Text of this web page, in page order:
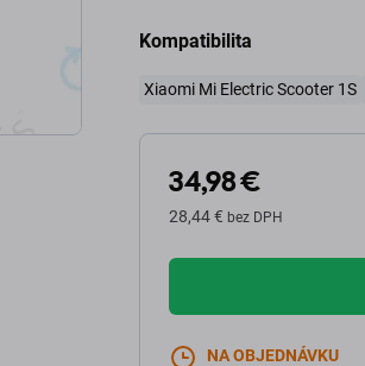
Kompatibilita
Xiaomi Mi Electric Scooter 1S
34,98 €
28,44 € bez DPH
NA OBJEDNÁVKU